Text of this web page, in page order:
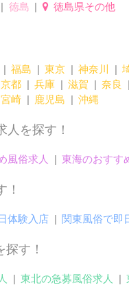
徳島 徳島県その他
福島 東京 神奈川
京都 兵庫 滋賀 奈良
宮崎 鹿児島 沖縄
を探す！
風俗求人 東海のおすす
！
体験入店 関東風俗で即
す！
東北の急募風俗求人